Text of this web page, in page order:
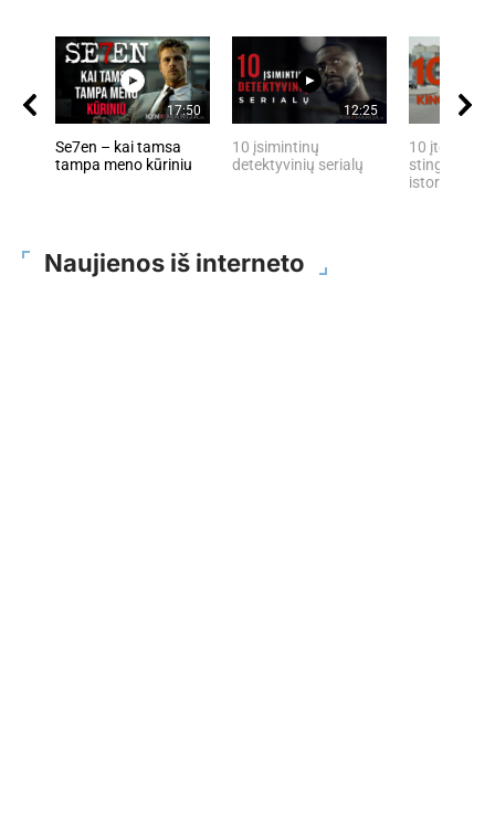
17:50
Se7en – kai tamsa
tampa meno kūriniu
12:25
10 įsimintinų
detektyvinių serialų
10 įtemptų,
stingdančių
istorijų
Naujienos iš interneto